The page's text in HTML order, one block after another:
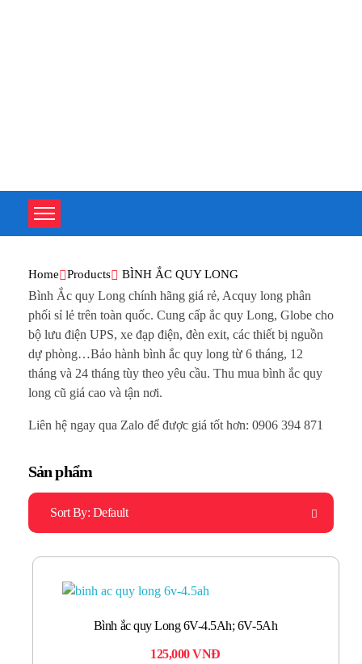
Home Products BÌNH ẮC QUY LONG
Bình Ắc quy Long chính hãng giá rẻ, Acquy long phân
phối sỉ lẻ trên toàn quốc. Cung cấp ắc quy Long, Globe cho
bộ lưu điện UPS, xe đạp điện, đèn exit, các thiết bị nguồn
dự phòng…Bảo hành bình ắc quy long từ 6 tháng, 12
tháng và 24 tháng tùy theo yêu cầu. Thu mua bình ắc quy
long cũ giá cao và tận nơi.
Liên hệ ngay qua Zalo để được giá tốt hơn: 0906 394 871
Sản phẩm
Sort By: Default
Bình ắc quy Long 6V-4.5Ah; 6V-5Ah
125,000VNĐ